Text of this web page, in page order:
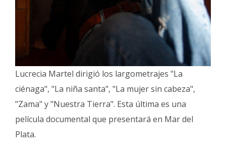
Fúnebres
Lucrecia Martel dirigió los largometrajes "La
ciénaga", "La niña santa", "La mujer sin cabeza",
"Zama" y "Nuestra Tierra". Esta última es una
película documental que presentará en Mar del
Plata.